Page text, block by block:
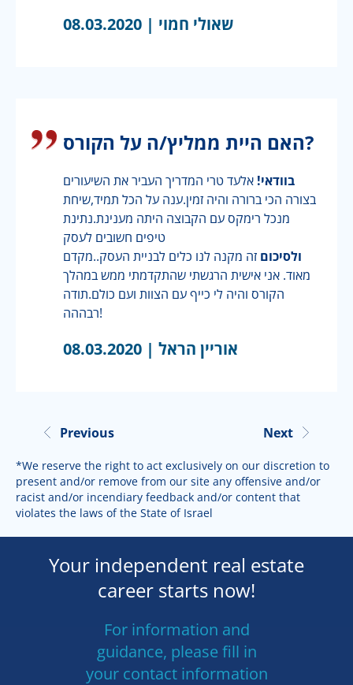
שאולי חמוי | 08.03.2020
האם היית ממליץ/ה על הקורס?
בוודאי! אלעד טרי המדריך העביר את השיעורים
בצורה הכי ברורה והיה זמין.ענה על הכל תמיד,שיחת
מנכל רימקס עם הקבוצה היתה מענינת.נתינת
טיפים חשובים לעסק
ולסיכום זה מקנה לנו כלים לבניית העסק..מקדם
מאוד. אני אישית הרגשתי שהתקדמתי ממש במהלך
הקורס והיה לי כייף עם הצוות ועם כולם.תודה
רבההה!
אוריין הראל | 08.03.2020
Previous Next
*We reserve the right to act exclusively on our discretion to
present and/or remove from our site any offensive and/or
racist and/or incendiary feedback and/or content that
violates the laws of the State of Israel
Your independent real estate
career starts now!
For information and
guidance, please fill in
your contact information